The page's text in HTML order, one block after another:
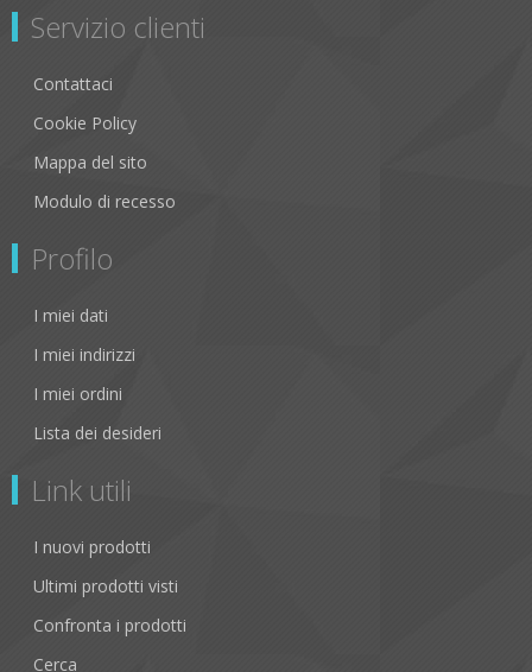
Servizio clienti
Contattaci
Cookie Policy
Mappa del sito
Modulo di recesso
Profilo
I miei dati
I miei indirizzi
I miei ordini
Lista dei desideri
Link utili
I nuovi prodotti
Ultimi prodotti visti
Confronta i prodotti
Cerca